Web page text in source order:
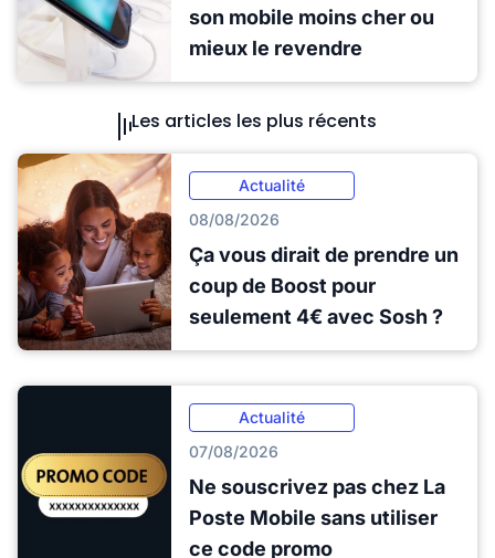
son mobile moins cher ou
mieux le revendre
Les articles les plus récents
Actualité
08/08/2026
Ça vous dirait de prendre un
coup de Boost pour
seulement 4€ avec Sosh ?
Actualité
07/08/2026
Ne souscrivez pas chez La
Poste Mobile sans utiliser
ce code promo